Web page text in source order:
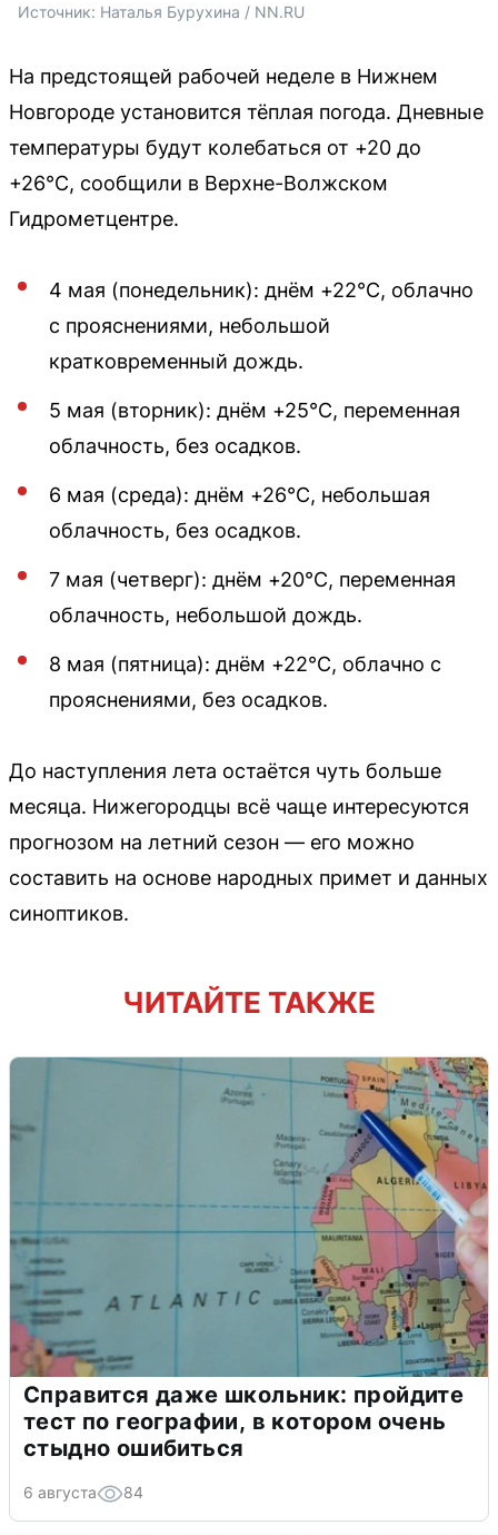
Источник: Наталья Бурухина / NN.RU
На предстоящей рабочей неделе в Нижнем
Новгороде установится тёплая погода. Дневные
температуры будут колебаться от +20 до
+26°C, сообщили в Верхне-Волжском
Гидрометцентре.
4 мая (понедельник): днём +22°C, облачно
с прояснениями, небольшой
кратковременный дождь.
5 мая (вторник): днём +25°C, переменная
облачность, без осадков.
6 мая (среда): днём +26°C, небольшая
облачность, без осадков.
7 мая (четверг): днём +20°C, переменная
облачность, небольшой дождь.
8 мая (пятница): днём +22°C, облачно с
прояснениями, без осадков.
До наступления лета остаётся чуть больше
месяца. Нижегородцы всё чаще интересуются
прогнозом на летний сезон — его можно
составить на основе народных примет и данных
синоптиков.
ЧИТАЙТЕ ТАКЖЕ
Справится даже школьник: пройдите
тест по географии, в котором очень
стыдно ошибиться
6 августа 84